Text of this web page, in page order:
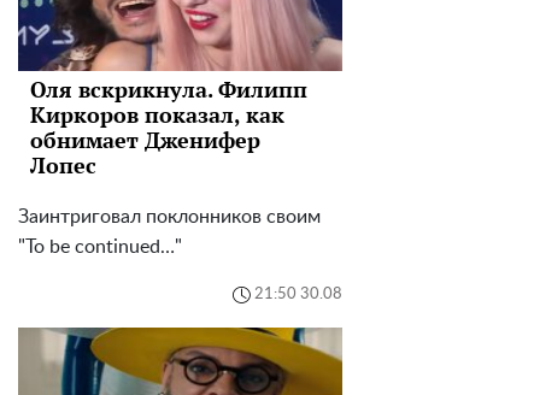
Оля вскрикнула. Филипп
Киркоров показал, как
обнимает Дженифер
Лопес
Заинтриговал поклонников своим
"To be continued…"
21:50 30.08